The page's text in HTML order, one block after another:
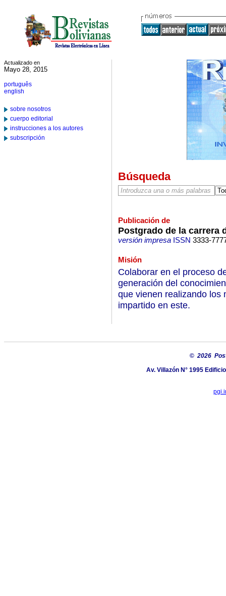
Actualizado en
Mayo 28, 2015
português
english
sobre nosotros
cuerpo editorial
instrucciones a los autores
subscripción
Búsqueda
Publicación de
Postgrado de la carrera
versión impresaISSN 3333-
Misión
Colaborar en el proceso
generación del
que vienen realizando los
impartido en este.
©2026
Av. Villazón N° 1995